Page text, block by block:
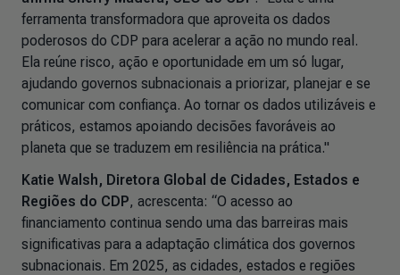
ferramenta transformadora que aproveita os dados
poderosos do CDP para acelerar a ação no mundo real.
Ela reúne risco, ação e oportunidade em um só lugar,
ajudando governos subnacionais a priorizar, planejar e se
comunicar com confiança. Ao tornar os dados utilizáveis e
práticos, estamos apoiando decisões favoráveis ao
planeta que se traduzem em resiliência na prática."
Katie Walsh, Diretora Global de Cidades, Estados e
Regiões do CDP, acrescenta: “O acesso ao
financiamento continua sendo uma das barreiras mais
significativas para a adaptação climática dos governos
subnacionais. Em 2025, as cidades, estados e regiões